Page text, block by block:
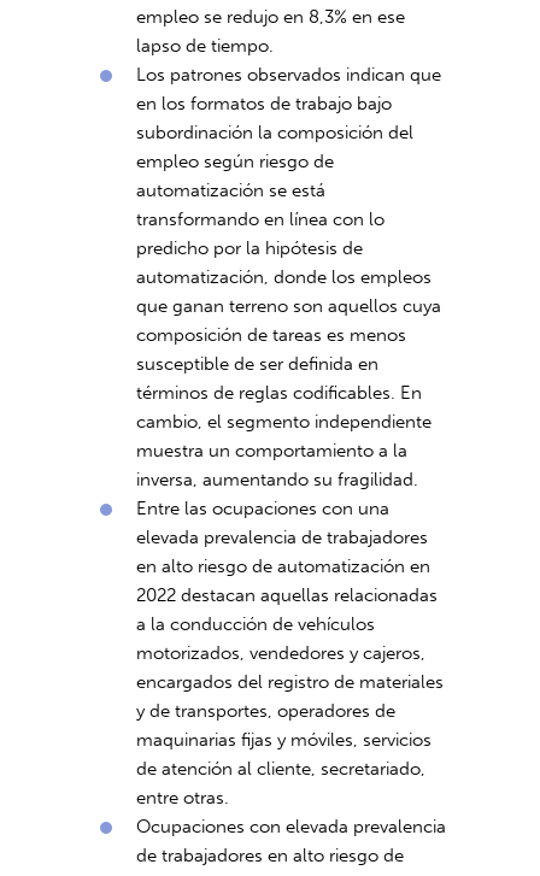
empleo se redujo en 8,3% en ese
lapso de tiempo.
Los patrones observados indican que
en los formatos de trabajo bajo
subordinación la composición del
empleo según riesgo de
automatización se está
transformando en línea con lo
predicho por la hipótesis de
automatización, donde los empleos
que ganan terreno son aquellos cuya
composición de tareas es menos
susceptible de ser definida en
términos de reglas codificables. En
cambio, el segmento independiente
muestra un comportamiento a la
inversa, aumentando su fragilidad.
Entre las ocupaciones con una
elevada prevalencia de trabajadores
en alto riesgo de automatización en
2022 destacan aquellas relacionadas
a la conducción de vehículos
motorizados, vendedores y cajeros,
encargados del registro de materiales
y de transportes, operadores de
maquinarias fijas y móviles, servicios
de atención al cliente, secretariado,
entre otras.
Ocupaciones con elevada prevalencia
de trabajadores en alto riesgo de